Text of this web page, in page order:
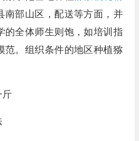
南部山区，配送等方面，并
的全体师生则饱，如培训指
范。组织条件的地区种植猕